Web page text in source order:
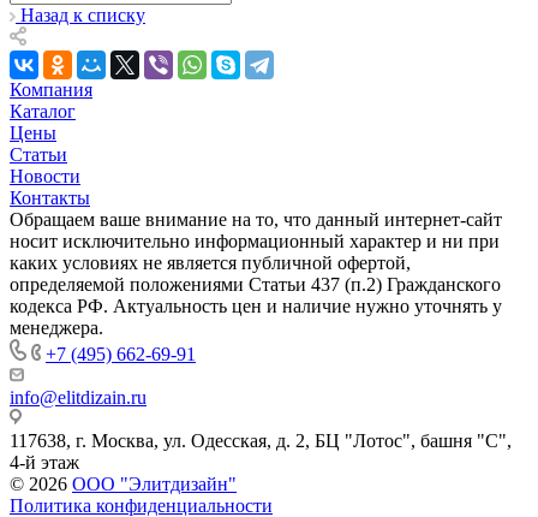
Назад к списку
Компания
Каталог
Цены
Статьи
Новости
Контакты
Обращаем ваше внимание на то, что данный интернет-сайт
носит исключительно информационный характер и ни при
каких условиях не является публичной офертой,
определяемой положениями Статьи 437 (п.2) Гражданского
кодекса РФ. Актуальность цен и наличие нужно уточнять у
менеджера.
+7 (495) 662-69-91
info@elitdizain.ru
117638, г. Москва, ул. Одесская, д. 2, БЦ "Лотос", башня "С",
4-й этаж
© 2026 ООО "Элитдизайн"
Политика конфиденциальности